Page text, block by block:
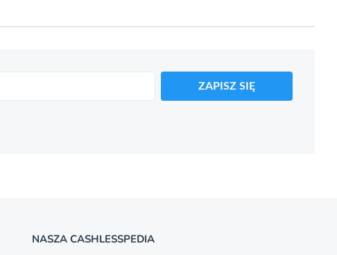
ZAPISZ SIĘ
NASZA CASHLESSPEDIA